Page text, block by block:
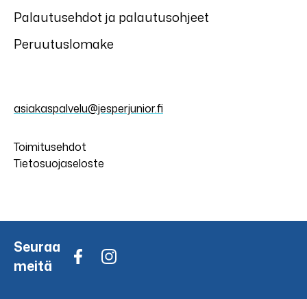
Palautusehdot ja palautusohjeet
Peruutuslomake
asiakaspalvelu@jesperjunior.fi
Toimitusehdot
Tietosuojaseloste
Seuraa
meitä